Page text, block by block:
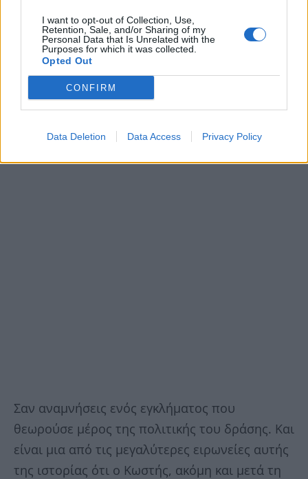
I want to opt-out of Collection, Use,
Retention, Sale, and/or Sharing of my
Personal Data that Is Unrelated with the
Purposes for which it was collected.
Opted Out
CONFIRM
Data Deletion Data Access Privacy Policy
Πιάστηκε γιατί βρέθηκαν τα χαρτιά του. Οι
σημειώσεις του για τον Κωστή Περατικό. Τα
κρατούσε σπίτι του. Σαν αρχεία. Σαν τρόπαια.
Σαν αναμνήσεις ενός εγκλήματος που
θεωρούσε μέρος της πολιτικής του δράσης. Και
είναι μια από τις μεγαλύτερες ειρωνείες αυτής
της ιστορίας ότι ο Κωστής, ακόμη και μετά τη